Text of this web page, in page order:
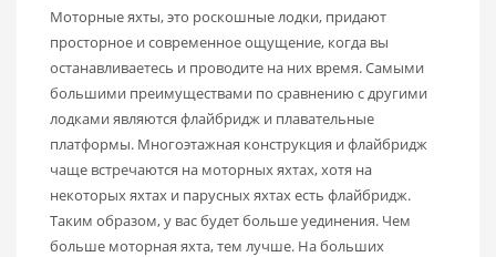
Моторные яхты, это роскошные лодки, придают
просторное и современное ощущение, когда вы
останавливаетесь и проводите на них время. Самыми
большими преимуществами по сравнению с другими
лодками являются флайбридж и плавательные
платформы. Многоэтажная конструкция и флайбридж
чаще встречаются на моторных яхтах, хотя на
некоторых яхтах и парусных яхтах есть флайбридж.
Таким образом, у вас будет больше уединения. Чем
больше моторная яхта, тем лучше. На больших